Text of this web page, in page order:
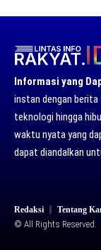
Informasi yang
instan dengan berita
teknologi hingga
waktu nyata yang
dapat diandalkan
Redaksi Tentang
© All Rights Reserved.